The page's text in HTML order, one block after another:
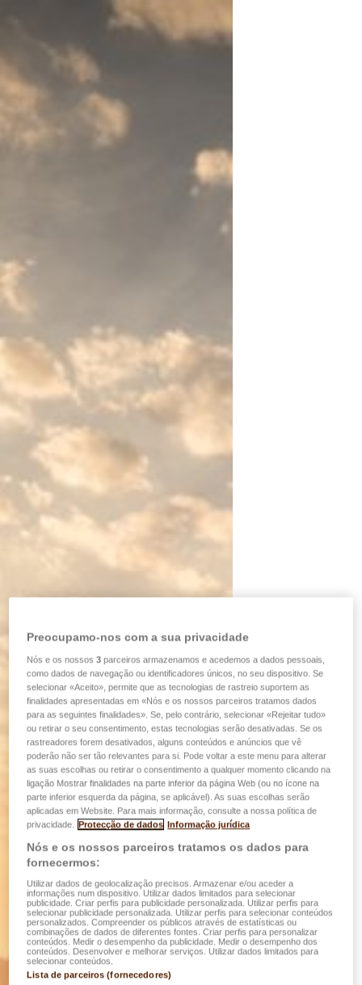
Preocupamo-nos com a sua privacidade
Nós e os nossos3 parceiros armazenamos e acedemos a dados pessoais,
como dados de navegação ou identificadores únicos, no seu dispositivo. Se
selecionar «Aceito», permite que as tecnologias de rastreio suportem as
finalidades apresentadas em «Nós e os nossos parceiros tratamos dados
para as seguintes finalidades». Se, pelo contrário, selecionar «Rejeitar tudo»
ou retirar o seu consentimento, estas tecnologias serão desativadas. Se os
rastreadores forem desativados, alguns conteúdos e anúncios que vê
poderão não ser tão relevantes para si. Pode voltar a este menu para alterar
as suas escolhas ou retirar o consentimento a qualquer momento clicando na
ligação Mostrar finalidades na parte inferior da página Web (ou no ícone na
parte inferior esquerda da página, se aplicável). As suas escolhas serão
aplicadas em Website. Para mais informação, consulte a nossa política de
privacidade. Protecção de dados Informação jurídica
Nós e os nossos parceiros tratamos os dados para
fornecermos:
Utilizar dados de geolocalização precisos. Armazenar e/ou aceder a
informações num dispositivo. Utilizar dados limitados para selecionar
publicidade. Criar perfis para publicidade personalizada. Utilizar perfis para
selecionar publicidade personalizada. Utilizar perfis para selecionar conteúdos
personalizados. Compreender os públicos através de estatísticas ou
combinações de dados de diferentes fontes. Criar perfis para personalizar
conteúdos. Medir o desempenho da publicidade. Medir o desempenho dos
conteúdos. Desenvolver e melhorar serviços. Utilizar dados limitados para
selecionar conteúdos.
Lista de parceiros (fornecedores)